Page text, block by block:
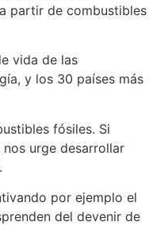
partir de combustibles
vida de las
y los 30 países más
fósiles. Si
urge desarrollar
por ejemplo el
del devenir de